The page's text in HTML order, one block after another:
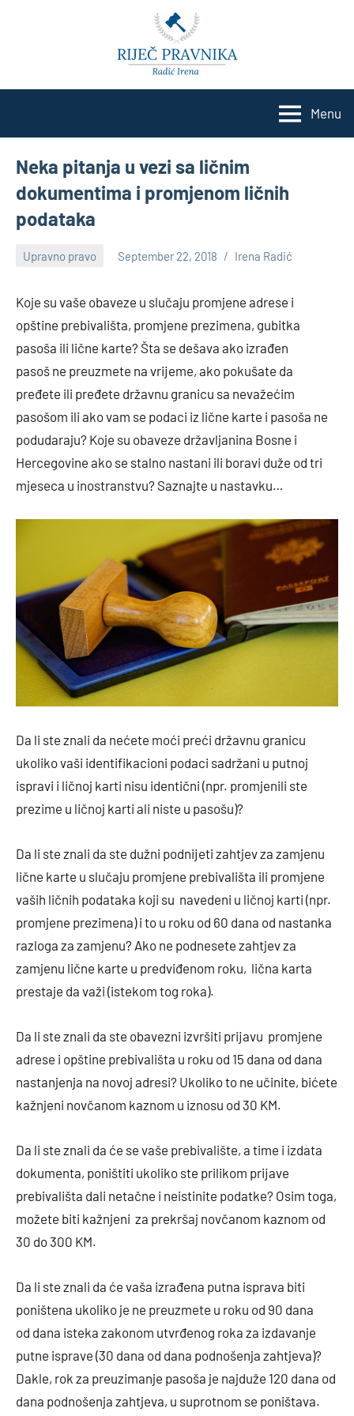
Menu
Neka pitanja u vezi sa ličnim
dokumentima i promjenom ličnih
podataka
Upravno pravo September 22, 2018 Irena Radić
Koje su vaše obaveze u slučaju promjene adrese i
opštine prebivališta, promjene prezimena, gubitka
pasoša ili lične karte? Šta se dešava ako izrađen
pasoš ne preuzmete na vrijeme, ako pokušate da
pređete ili pređete državnu granicu sa nevažećim
pasošom ili ako vam se podaci iz lične karte i pasoša ne
podudaraju? Koje su obaveze državljanina Bosne i
Hercegovine ako se stalno nastani ili boravi duže od tri
mjeseca u inostranstvu? Saznajte u nastavku…
Da li ste znali da nećete moći preći državnu granicu
ukoliko vaši identifikacioni podaci sadržani u putnoj
ispravi i ličnoj karti nisu identični (npr. promjenili ste
prezime u ličnoj karti ali niste u pasošu)?
Da li ste znali da ste dužni podnijeti zahtjev za zamjenu
lične karte u slučaju promjene prebivališta ili promjene
vaših ličnih podataka koji su navedeni u ličnoj karti (npr.
promjene prezimena) i to u roku od 60 dana od nastanka
razloga za zamjenu? Ako ne podnesete zahtjev za
zamjenu lične karte u predviđenom roku, lična karta
prestaje da važi (istekom tog roka).
Da li ste znali da ste obavezni izvršiti prijavu promjene
adrese i opštine prebivališta u roku od 15 dana od dana
nastanjenja na novoj adresi? Ukoliko to ne učinite, bićete
kažnjeni novčanom kaznom u iznosu od 30 KM.
Da li ste znali da će se vaše prebivalište, a time i izdata
dokumenta, poništiti ukoliko ste prilikom prijave
prebivališta dali netačne i neistinite podatke? Osim toga,
možete biti kažnjeni za prekršaj novčanom kaznom od
30 do 300 KM.
Da li ste znali da će vaša izrađena putna isprava biti
poništena ukoliko je ne preuzmete u roku od 90 dana
od dana isteka zakonom utvrđenog roka za izdavanje
putne isprave (30 dana od dana podnošenja zahtjeva)?
Dakle, rok za preuzimanje pasoša je najduže 120 dana od
dana podnošenja zahtjeva, u suprotnom se poništava.